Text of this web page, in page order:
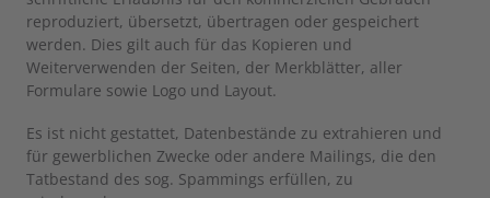
reproduziert, übersetzt, übertragen oder gespeichert
werden. Dies gilt auch für das Kopieren und
Weiterverwenden der Seiten, der Merkblätter, aller
Formulare sowie Logo und Layout.
Es ist nicht gestattet, Datenbestände zu extrahieren und
für gewerblichen Zwecke oder andere Mailings, die den
Tatbestand des sog. Spammings erfüllen, zu